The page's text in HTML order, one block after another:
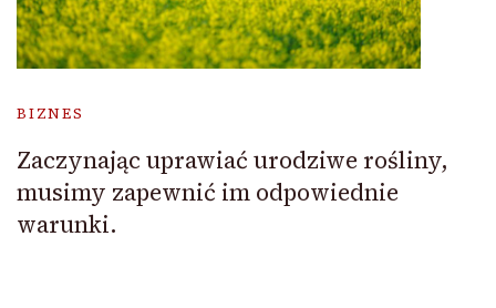
BIZNES
Zaczynając uprawiać urodziwe rośliny,
musimy zapewnić im odpowiednie
warunki.